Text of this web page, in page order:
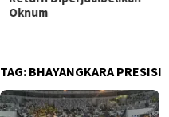
Oknum
TAG: BHAYANGKARA PRESISI